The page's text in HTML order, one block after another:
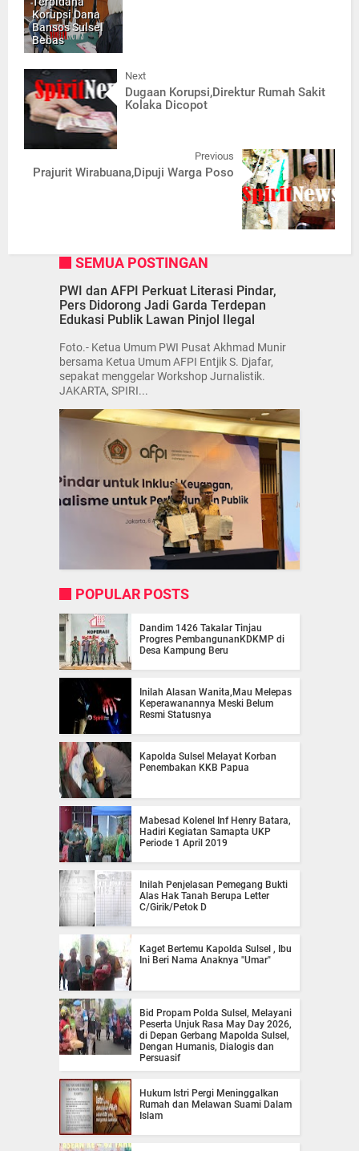
Korupsi Dana
Bansos Sulsel
Bebas
Next
Dugaan Korupsi,Direktur Rumah Sakit
Kolaka Dicopot
Previous
Prajurit Wirabuana,Dipuji Warga Poso
SEMUA POSTINGAN
PWI dan AFPI Perkuat Literasi Pindar,
Pers Didorong Jadi Garda Terdepan
Edukasi Publik Lawan Pinjol Ilegal
Foto.- Ketua Umum PWI Pusat Akhmad Munir
bersama Ketua Umum AFPI Entjik S. Djafar,
sepakat menggelar Workshop Jurnalistik.
JAKARTA, SPIRI...
POPULAR POSTS
Dandim 1426 Takalar Tinjau
Progres PembangunanKDKMP di
Desa Kampung Beru
Inilah Alasan Wanita,Mau Melepas
Keperawanannya Meski Belum
Resmi Statusnya
Kapolda Sulsel Melayat Korban
Penembakan KKB Papua
Mabesad Kolenel Inf Henry Batara,
Hadiri Kegiatan Samapta UKP
Periode 1 April 2019
Inilah Penjelasan Pemegang Bukti
Alas Hak Tanah Berupa Letter
C/Girik/Petok D
Kaget Bertemu Kapolda Sulsel , Ibu
Ini Beri Nama Anaknya "Umar"
Bid Propam Polda Sulsel, Melayani
Peserta Unjuk Rasa May Day 2026,
di Depan Gerbang Mapolda Sulsel,
Dengan Humanis, Dialogis dan
Persuasif
Hukum Istri Pergi Meninggalkan
Rumah dan Melawan Suami Dalam
Islam